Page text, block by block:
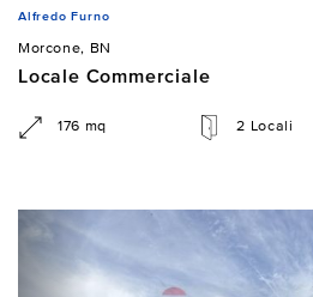
Alfredo Furno
Morcone, BN
Locale Commerciale
176 mq 2 Locali